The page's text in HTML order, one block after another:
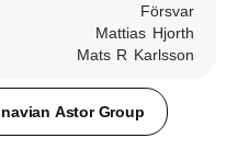
Försvar
Mattias Hjorth
Mats R Karlsson
Astor Group